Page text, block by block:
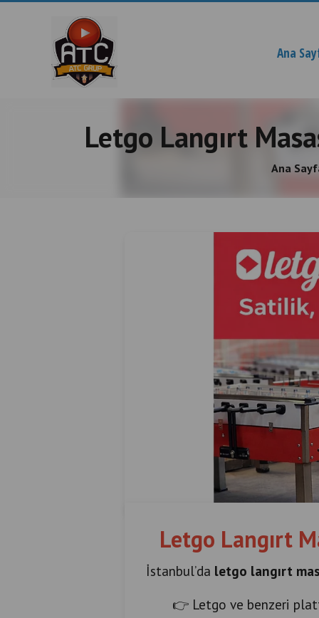
Ana
Letgo Langırt
Ana
Letgo Langırt
İstanbul’da letgo langırt
👉 Letgo ve benzeri